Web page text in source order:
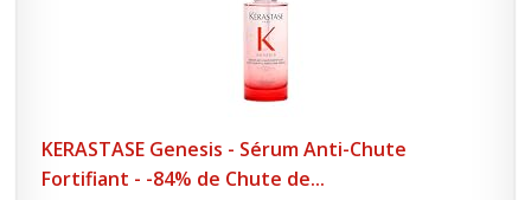
KERASTASE Genesis - Sérum Anti-Chute
Fortifiant - -84% de Chute de...